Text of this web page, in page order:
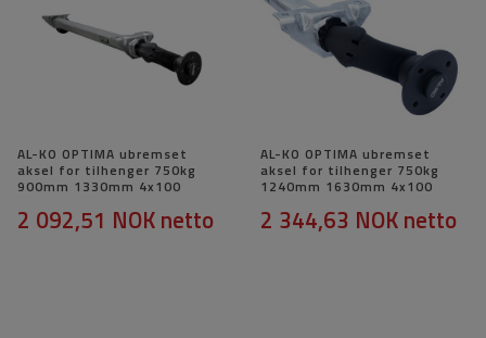
AL-KO OPTIMA ubremset
aksel for tilhenger 750kg
900mm 1330mm 4x100
2 092,51 NOKnetto
AL-KO OPTIMA ubremset
aksel for tilhenger 750kg
1240mm 1630mm 4x100
2 344,63 NOKnetto